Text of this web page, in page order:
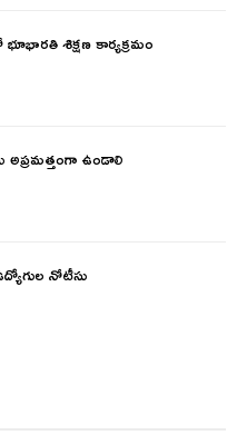
భూభారతి శిక్షణ కార్యక్రమం
అప్రమత్తంగా ఉండాలి
నోటీసు